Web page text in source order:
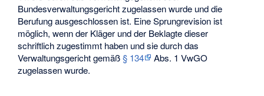
Bundesverwaltungsgericht zugelassen wurde und die
Berufung ausgeschlossen ist. Eine Sprungrevision ist
möglich, wenn der Kläger und der Beklagte dieser
schriftlich zugestimmt haben und sie durch das
Verwaltungsgericht gemäß§ 134
Abs. 1 VwGO
zugelassen wurde.